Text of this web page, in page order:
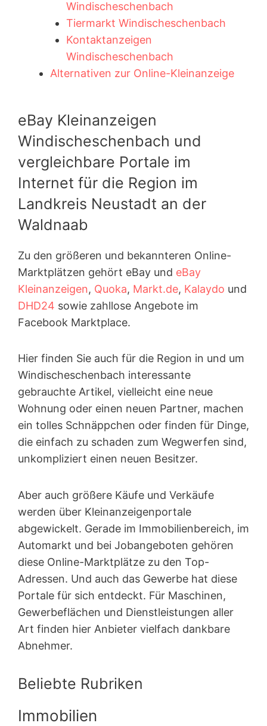
Windischeschenbach
Tiermarkt Windischeschenbach
Kontaktanzeigen
Windischeschenbach
Alternativen zur Online-Kleinanzeige
eBay Kleinanzeigen
Windischeschenbach und
vergleichbare Portale im
Internet für die Region im
Landkreis Neustadt an der
Waldnaab
Zu den größeren und bekannteren Online-
Marktplätzen gehört eBay und eBay
Kleinanzeigen, Quoka, Markt.de, Kalaydo und
DHD24 sowie zahllose Angebote im
Facebook Marktplace.
Hier finden Sie auch für die Region in und um
Windischeschenbach interessante
gebrauchte Artikel, vielleicht eine neue
Wohnung oder einen neuen Partner, machen
ein tolles Schnäppchen oder finden für Dinge,
die einfach zu schaden zum Wegwerfen sind,
unkompliziert einen neuen Besitzer.
Aber auch größere Käufe und Verkäufe
werden über Kleinanzeigen­portale
abgewickelt. Gerade im Immobilienbereich, im
Automarkt und bei Jobangeboten gehören
diese Online-Marktplätze zu den Top-
Adressen. Und auch das Gewerbe hat diese
Portale für sich entdeckt. Für Maschinen,
Gewerbeflächen und Dienstleistungen aller
Art finden hier Anbieter vielfach dankbare
Abnehmer.
Beliebte Rubriken
Immobilien